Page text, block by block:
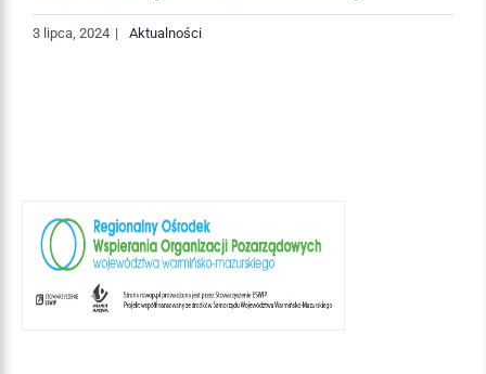
3 lipca, 2024 | Aktualności